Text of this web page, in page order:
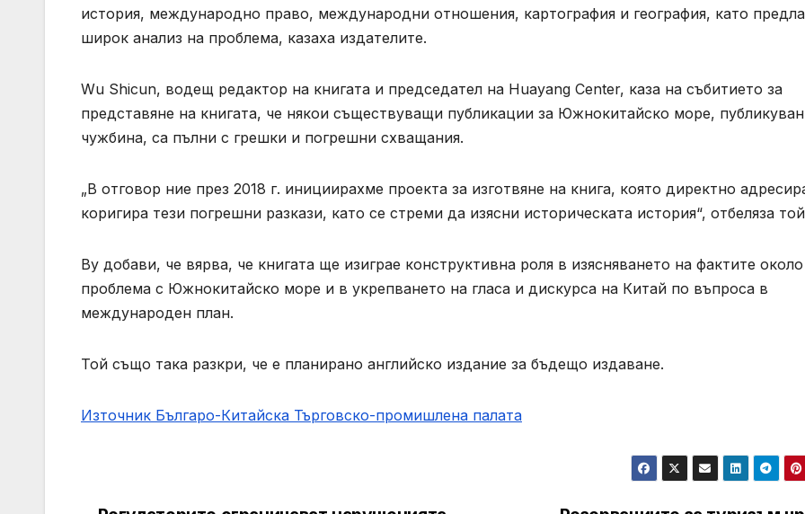
история, международно право, международни отношения, картография и география, като
широк анализ на проблема, казаха издателите.
Wu Shicun, водещ редактор на книгата и председател на Huayang Center, каза на събитието за
представяне на книгата, че някои съществуващи публикации за Южнокитайско море,
чужбина, са пълни с грешки и погрешни схващания.
„В отговор ние през 2018 г. инициирахме проекта за изготвяне на книга, която директно
коригира тези погрешни разкази, като се стреми да изясни историческата история“, отбеляза
Ву добави, че вярва, че книгата ще изиграе конструктивна роля в изясняването на фактите около
проблема с Южнокитайско море и в укрепването на гласа и дискурса на Китай по въпроса в
международен план.
Той също така разкри, че е планирано английско издание за бъдещо издаване.
Източник Българо-Китайска Търговско-промишлена палaта